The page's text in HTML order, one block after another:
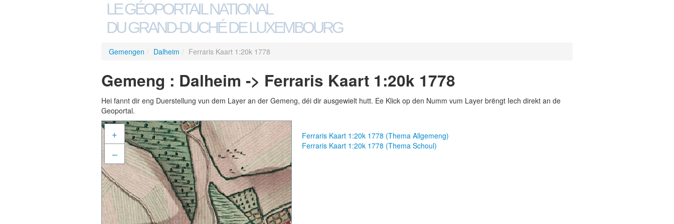
LE GÉOPORTAIL NATIONAL
DU GRAND-DUCHÉ DE LUXEMBOURG
Gemengen / Dalheim / Ferraris Kaart 1:20k 1778
Gemeng : Dalheim -> Ferraris Kaart 1:20k 1778
Hei fannt dir eng Duerstellung vun dem Layer an der Gemeng, déi dir ausgewielt hutt. Ee Klick op den Numm vum Layer brëngt Iech direkt an de
Geoportal.
+
–
Ferraris Kaart 1:20k 1778 (Thema Allgemeng)
Ferraris Kaart 1:20k 1778 (Thema Schoul)